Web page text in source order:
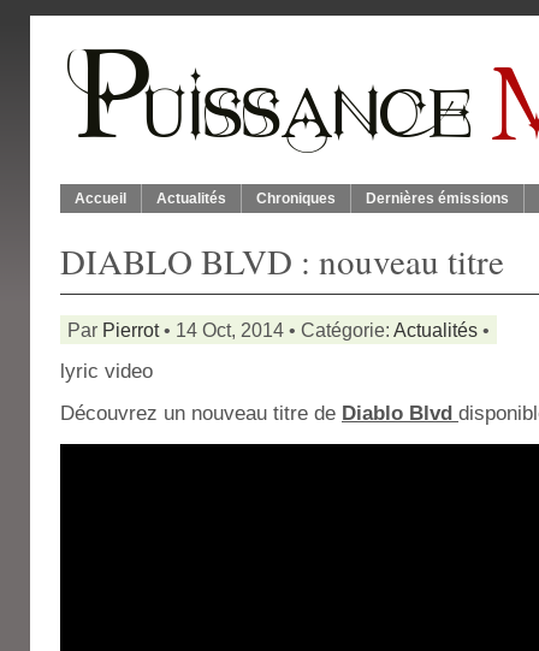
Accueil Actualités Chroniques Dernières émissions
DIABLO BLVD : nouveau titre
Par Pierrot• 14 Oct, 2014 • Catégorie: Actualités •
lyric video
Découvrez un nouveau titre de Diablo Blvd